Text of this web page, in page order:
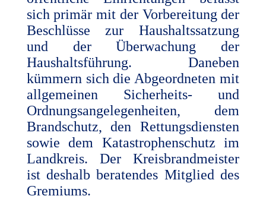
sich primär mit der Vorbereitung der
Beschlüsse zur Haushaltssatzung
und der Überwachung der
Haushaltsführung. Daneben
kümmern sich die Abgeordneten mit
allgemeinen Sicherheits- und
Ordnungsangelegenheiten, dem
Brandschutz, den Rettungsdiensten
sowie dem Katastrophenschutz im
Landkreis. Der Kreisbrandmeister
ist deshalb beratendes Mitglied des
Gremiums.